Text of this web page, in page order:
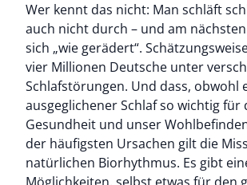
Wer kennt das nicht: Man schläft
auch nicht durch – und am
sich „wie gerädert“.
vier Millionen Deutsche unter
Schlafstörungen. Und dass, obwohl
ausgeglichener Schlaf so wichtig für
Gesundheit und unser
der häufigsten Ursachen gilt die
natürlichen Biorhythmus. Es gibt